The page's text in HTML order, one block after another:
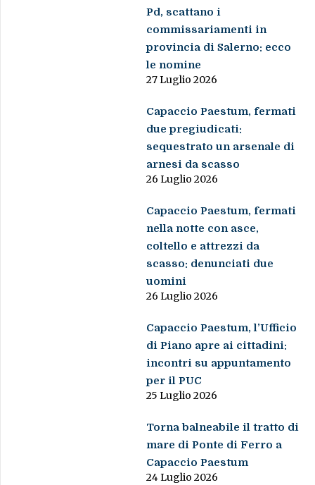
Pd, scattano i
commissariamenti in
provincia di Salerno: ecco
le nomine
27 Luglio 2026
Capaccio Paestum, fermati
due pregiudicati:
sequestrato un arsenale di
arnesi da scasso
26 Luglio 2026
Capaccio Paestum, fermati
nella notte con asce,
coltello e attrezzi da
scasso: denunciati due
uomini
26 Luglio 2026
Capaccio Paestum, l’Ufficio
di Piano apre ai cittadini:
incontri su appuntamento
per il PUC
25 Luglio 2026
Torna balneabile il tratto di
mare di Ponte di Ferro a
Capaccio Paestum
24 Luglio 2026